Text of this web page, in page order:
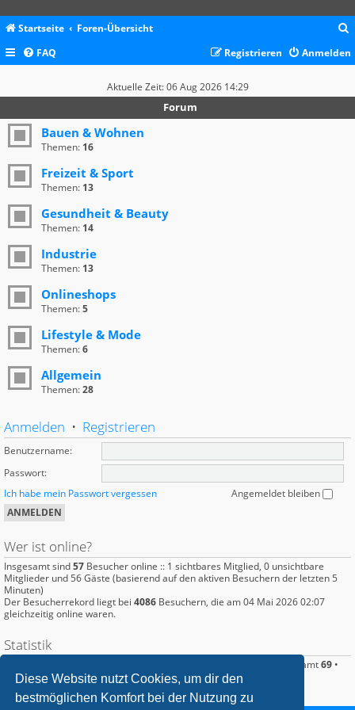
Diese Website nutzt Cookies, um dir den
bestmöglichen Komfort bei der Nutzung zu
Startseite Foren-Übersicht
c
FAQ Anmelden
Registrieren
Aktuelle Zeit: 06 Aug 2026 14:29
Forum
Bauen & Wohnen
Themen: 16
Freizeit & Sport
Themen: 13
Gesundheit & Beauty
Themen: 14
Industrie
Themen: 13
Onlineshops
Themen:5
Lifestyle & Mode
Themen:6
Allgemein
Themen:28
Anmelden • Registrieren
Benutzername:
Passwort:
Ich habe mein Passwort vergessen
Angemeldet bleiben
Wer ist online?
Insgesamt sind57 Besucher online :: 1 sichtbares Mitglied, 0 unsichtbare
Mitglieder und 56 Gäste (basierend auf den aktiven Besuchern der letzten 5
Minuten)
Der Besucherrekord liegt bei 4086 Besuchern, die am 04 Mai 2026 02:07
gleichzeitig online waren.
Statistik
• Mitglieder insgesamt69 •
Unser neuestes Mitglied:Ghostfisch